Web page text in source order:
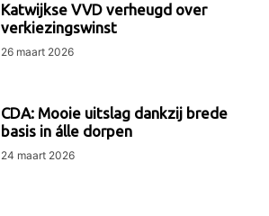
Katwijkse VVD verheugd over
verkiezingswinst
26 maart 2026
CDA: Mooie uitslag dankzij brede
basis in álle dorpen
24 maart 2026